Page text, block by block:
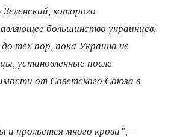
которого
большинство украинцев,
тех пор, пока Украина не
установленные после
от Советского Союза в
и прольется много крови”, –